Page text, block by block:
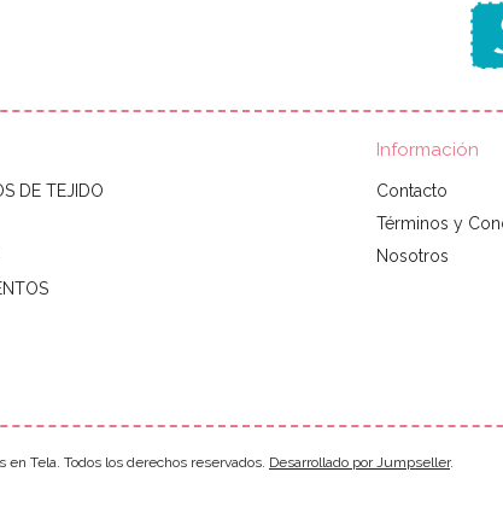
DE TEJIDO
Información
Contacto
Términos y
Nosotros
Tela. Todos los derechos reservados. Desarrollado por Jumpseller.